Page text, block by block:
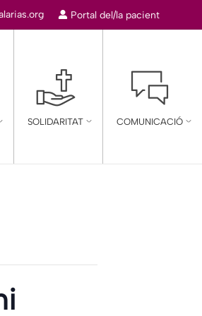
Portal del/la pacient
SOLIDARITAT COMUNICACIÓ